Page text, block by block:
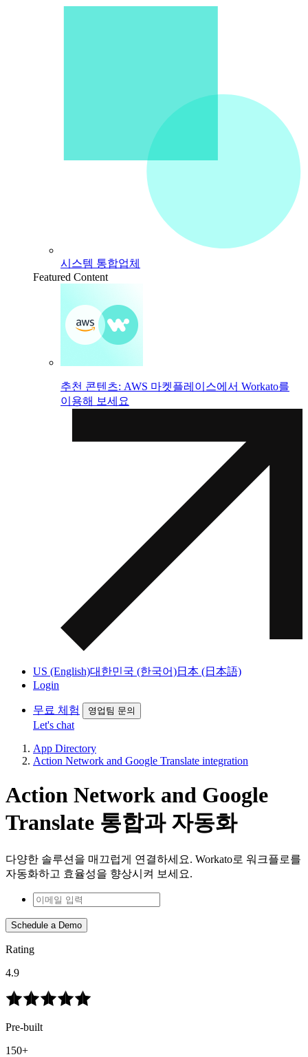
시스템 통합업체
Featured Content
추천 콘텐츠: AWS 마켓플레이스에서 Workato를
이용해 보세요
US (English)대한민국 (한국어)日本 (日本語)
Login
무료 체험 영업팀 문의
Let's chat
App Directory
Action Network and Google Translate integration
Action Network and Google
Translate 통합과 자동화
다양한 솔루션을 매끄럽게 연결하세요. Workato로 워크플로를
자동화하고 효율성을 향상시켜 보세요.
Schedule a Demo
Rating
4.9
Pre-built
150+